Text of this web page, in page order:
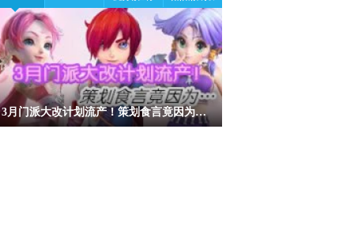
3月门派大改计划流产！策划食言竟因为…